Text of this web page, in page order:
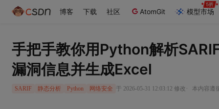
博客 下载 社区 AtomGit 模型市场
手把手教你用Python解析
漏洞信息并生成Excel
SARIF 静态分析 Python 网络安全 于 2026-05-31 12:03:12 修改 · 本内容遵